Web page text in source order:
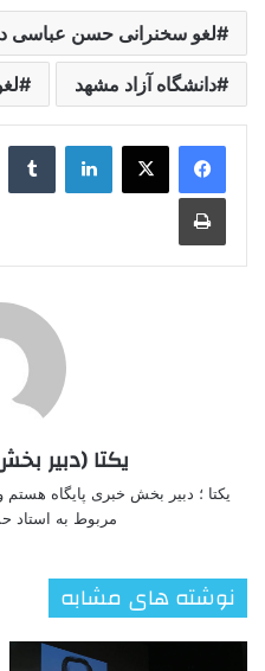
لغو سخنرانی حسن عباسی
دانشگاه آزاد مشهد
لینکدین
چاپ
یکتا (دبیر
یکتا ؛ دبیر بخش خبری پایگاه هستم و
مربوط به
نوشته های مشابه